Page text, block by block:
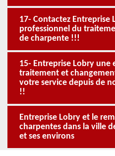
17- Contactez Entreprise
professionnel du
de charpente !!!
15- Entreprise Lobry une
traitement et
votre service depuis de
!!
Entreprise Lobry et le
charpentes dans la ville
et ses environs